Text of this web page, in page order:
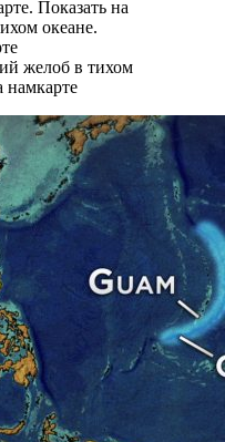
желоб в тихом
намкарте